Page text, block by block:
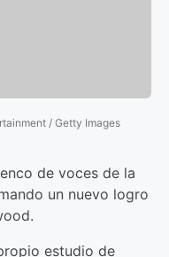
/ Getty Images
de voces de la
un nuevo logro
estudio de